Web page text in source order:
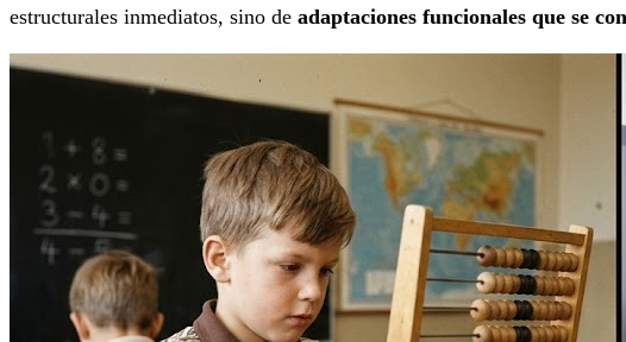
estructurales inmediatos, sino de adaptaciones funcionales que se